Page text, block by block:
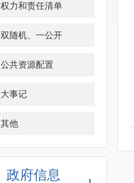
权力和责任清单
双随机、一公开
公共资源配置
大事记
其他
政府信息